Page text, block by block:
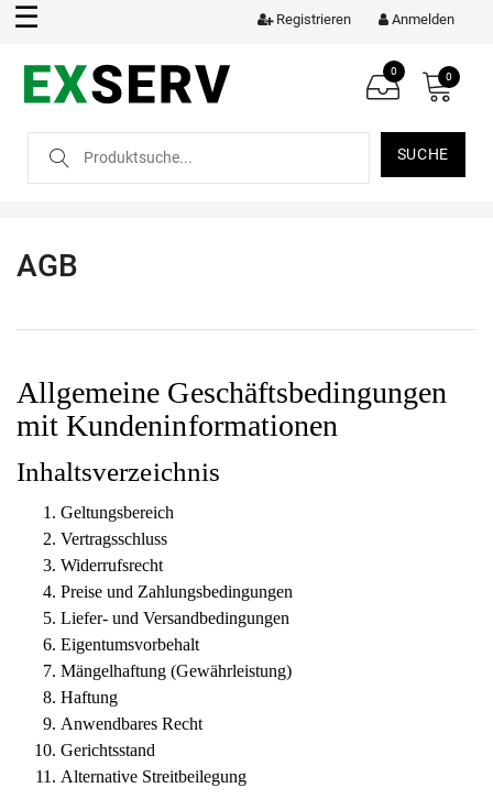
☰ Anmelden
Registrieren
SUCHE
0 0
AGB
Allgemeine Geschäftsbedingungen
mit Kundeninformationen
Inhaltsverzeichnis
Geltungsbereich
Vertragsschluss
Widerrufsrecht
Preise und Zahlungsbedingungen
Liefer- und Versandbedingungen
Eigentumsvorbehalt
Mängelhaftung (Gewährleistung)
Haftung
Anwendbares Recht
Gerichtsstand
Alternative Streitbeilegung